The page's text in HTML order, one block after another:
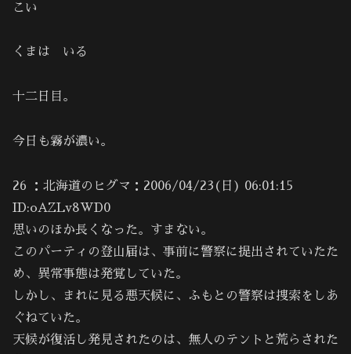
こい
くまは いる
十二日目。
今日も霧が濃い。
26 ：北海道のヒグマ：2006/04/23(日) 06:01:15
ID:oAZLv8WD0
思いのほか長くなった。すまない。
このパーティの登山届は、事前に警察に提出されていたた
め、異常事態は発覚していた。
しかし、まれに見る悪天候に、ふもとの警察は捜索をしあ
ぐねていた。
天候が復活し発見されたのは、無人のテントと荒らされた